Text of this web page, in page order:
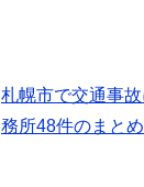
札幌市で交通事
務所48件のまとめ